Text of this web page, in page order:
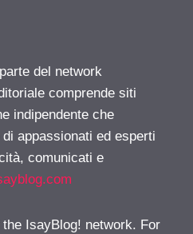
del network
comprende siti
indipendente che
appassionati ed esperti
comunicati e
IsayBlog! network. For